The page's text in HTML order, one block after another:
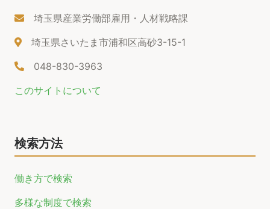
埼玉県産業労働部雇用・人材戦略課
埼玉県さいたま市浦和区高砂3-15-1
048-830-3963
このサイトについて
検索方法
働き方で検索
多様な制度で検索